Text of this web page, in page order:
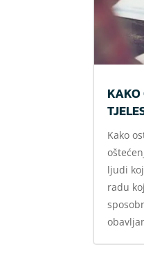
Kako
ljudi
radu